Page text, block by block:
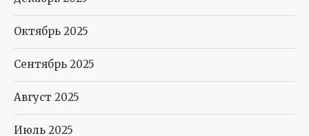
Октябрь 2025
Сентябрь 2025
Август 2025
Июль 2025